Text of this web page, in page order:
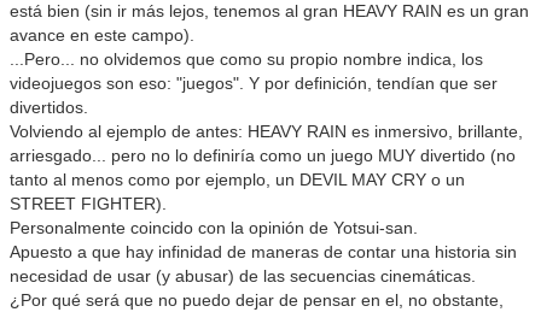
está bien (sin ir más lejos, tenemos al gran HEAVY RAIN es un gran
avance en este campo).
...Pero... no olvidemos que como su propio nombre indica, los
videojuegos son eso: "juegos". Y por definición, tendían que ser
divertidos.
Volviendo al ejemplo de antes: HEAVY RAIN es inmersivo, brillante,
arriesgado... pero no lo definiría como un juego MUY divertido (no
tanto al menos como por ejemplo, un DEVIL MAY CRY o un
STREET FIGHTER).
Personalmente coincido con la opinión de Yotsui-san.
Apuesto a que hay infinidad de maneras de contar una historia sin
necesidad de usar (y abusar) de las secuencias cinemáticas.
¿Por qué será que no puedo dejar de pensar en el, no obstante,